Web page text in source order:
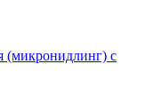
(микронидлинг) с